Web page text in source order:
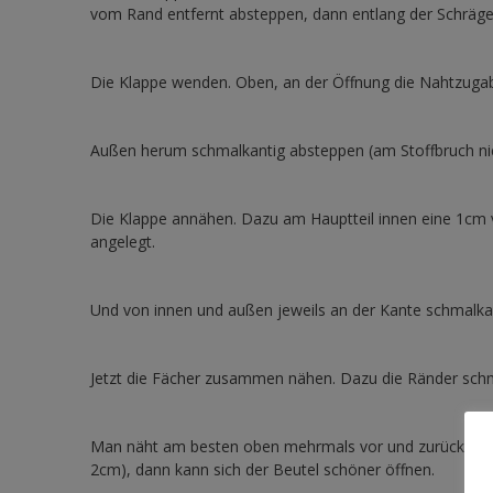
vom Rand entfernt absteppen, dann entlang der
Die Klappe wenden. Oben, an der Öffnung die
Außen herum schmalkantig absteppen (am Stoffbruch
Die Klappe annähen. Dazu am Hauptteil innen eine
angelegt.
Und von innen und außen jeweils an der Kante
Jetzt die Fächer zusammen nähen. Dazu die Ränder
Man näht am besten oben mehrmals vor und zurück,
2cm), dann kann sich der Beutel schöner öffnen.